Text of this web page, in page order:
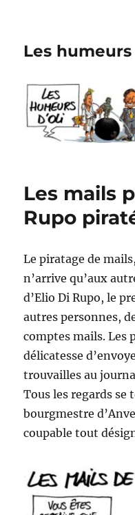
Les
Les mails
Rupo
Le piratage de
n’arrive qu’aux
d’Elio Di Rupo, le
autres personnes,
comptes mails. Les
délicatesse
trouvailles au
Tous les regards se
bourgmestre
coupable tout